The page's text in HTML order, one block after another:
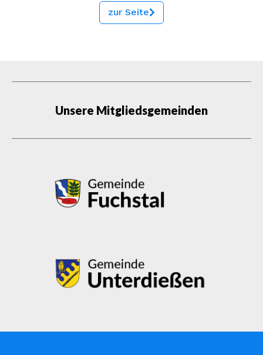
zur Seite
Unsere Mitgliedsgemeinden